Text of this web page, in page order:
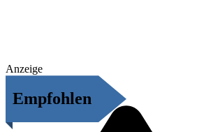
Anzeige
Empfohlen